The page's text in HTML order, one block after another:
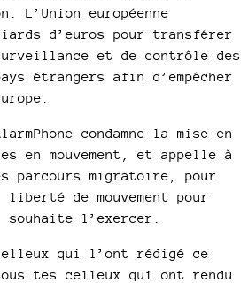
L’Union européenne
d’euros pour transférer
et de contrôle des
étrangers afin d’empêcher
condamne la mise en
en mouvement, et appelle à
parcours migratoire, pour
de mouvement pour
souhaite l’exercer.
qui l’ont rédigé ce
celleux qui ont rendu